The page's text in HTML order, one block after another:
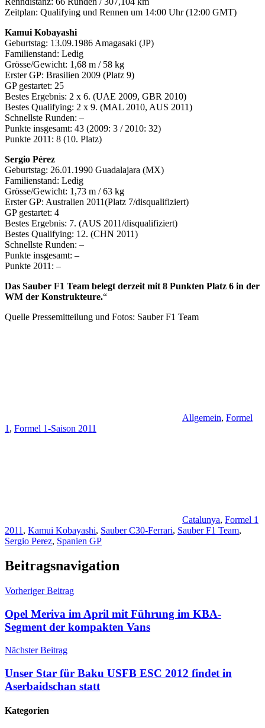
Zeitplan: Qualifying und Rennen um 14:00 Uhr (12:00 GMT)
Kamui Kobayashi
Geburtstag: 13.09.1986 Amagasaki (JP)
Familienstand: Ledig
Grösse/Gewicht: 1,68 m / 58 kg
Erster GP: Brasilien 2009 (Platz 9)
GP gestartet: 25
Bestes Ergebnis: 2 x 6. (UAE 2009, GBR 2010)
Bestes Qualifying: 2 x 9. (MAL 2010, AUS 2011)
Schnellste Runden: –
Punkte insgesamt: 43 (2009: 3 / 2010: 32)
Punkte 2011: 8 (10. Platz)
Sergio Pérez
Geburtstag: 26.01.1990 Guadalajara (MX)
Familienstand: Ledig
Grösse/Gewicht: 1,73 m / 63 kg
Erster GP: Australien 2011(Platz 7/disqualifiziert)
GP gestartet: 4
Bestes Ergebnis: 7. (AUS 2011/disqualifiziert)
Bestes Qualifying: 12. (CHN 2011)
Schnellste Runden: –
Punkte insgesamt: –
Punkte 2011: –
Das Sauber F1 Team belegt derzeit mit 8 Punkten Platz 6 in der
WM der Konstrukteure.“
Quelle Pressemitteilung und Fotos: Sauber F1 Team
Allgemein, Formel
1 , Formel 1-Saison 2011
Catalunya, Formel 1
2011 , Kamui Kobayashi, Sauber C30-Ferrari, Sauber F1 Team,
Sergio Perez, Spanien GP
Beitragsnavigation
Vorheriger Beitrag
Opel Meriva im April mit Führung im KBA-
Segment der kompakten Vans
Nächster Beitrag
Unser Star für Baku USFB ESC 2012 findet in
Aserbaidschan statt
Kategorien